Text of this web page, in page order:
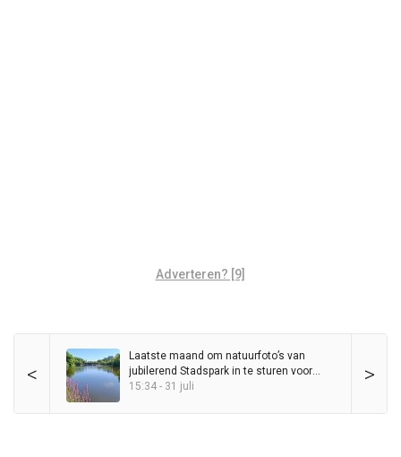
Adverteren? [9]
< >
Laatste maand om natuurfoto’s van
jubilerend Stadspark in te sturen voor
wedstrijd
15:34 - 31 juli